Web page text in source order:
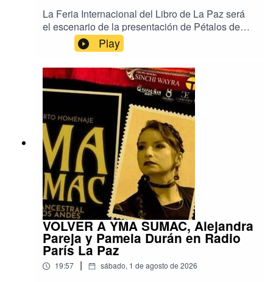
La Feria Internacional del Libro de La Paz será
el escenario de la presentación de Pétalos de
piedra, el nuevo libro de ensayos de la escritora
y académica argentina Gisela Heffes, publicado
en Bolivia por Editorial Mantis.Reconocida como
una de las voces más destacadas de la
ecocrítica latinoamericana, Heffes llegará al país
especialmente para participar en la FIL.A partir
de sus propias investigaciones y obras, la
escritora abordará cómo la literatura imagina
vínculos entre cuerpos, territorios y comunidades
humanas y más que humanas, explorando
nuevas formas de sensibilidad y de coexistencia.
Música: Deepforest. Un programa de Radio París
La Paz.
Play
VOLVER A YMA SUMAC, Alejandra
Pareja y Pamela Durán en Radio
París La Paz
19:57 | sábado, 1 de agosto de 2026